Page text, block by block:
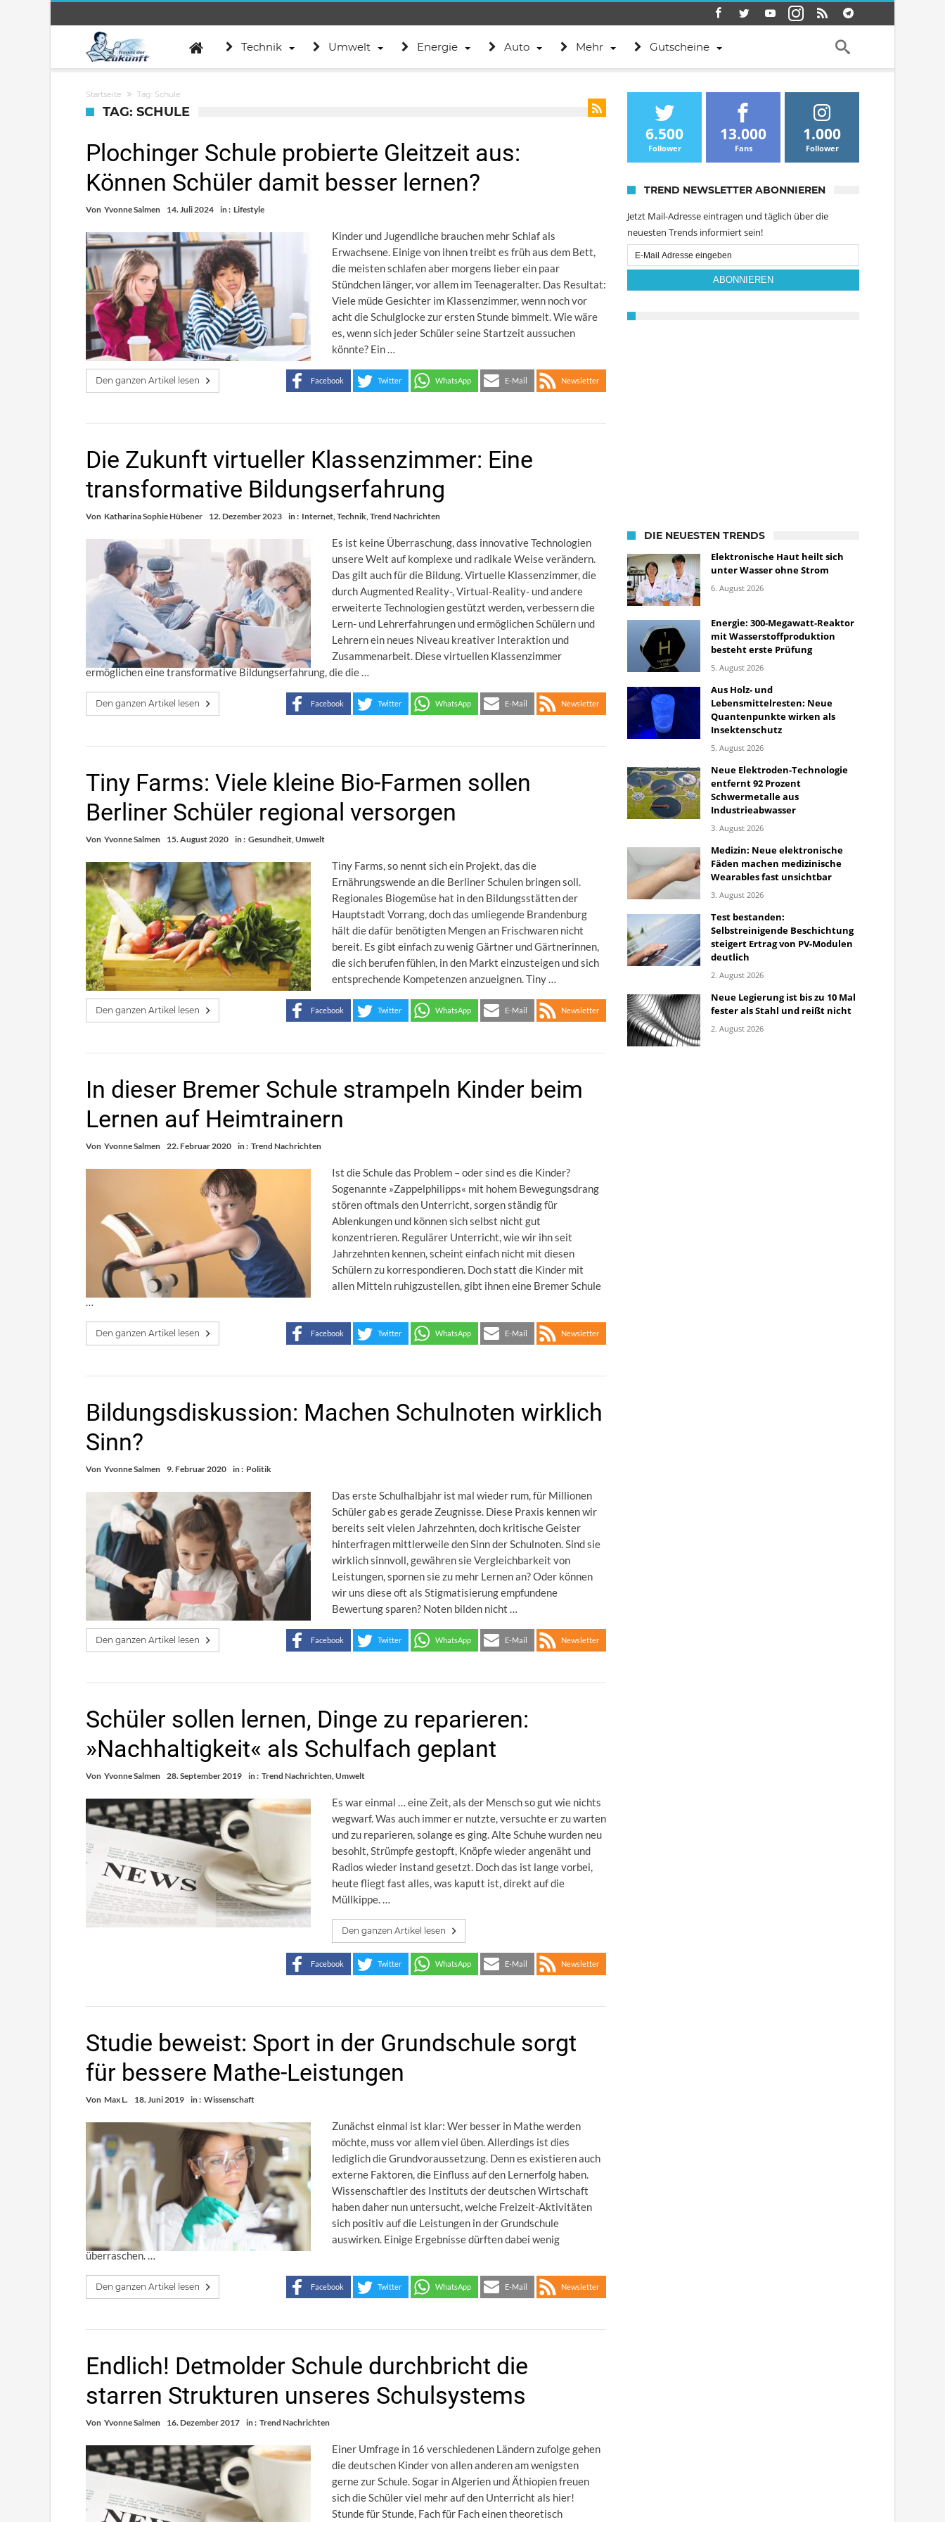
Technik Umwelt Energie Auto Mehr Gutscheine
Startseite Tag: Schule
TAG: SCHULE
Plochinger Schule probierte Gleitzeit aus:
Können Schüler damit besser lernen?
Von Yvonne Salmen 14. Juli 2024 in : Lifestyle
Kinder und Jugendliche brauchen mehr Schlaf als
Erwachsene. Einige von ihnen treibt es früh aus dem Bett,
die meisten schlafen aber morgens lieber ein paar
Stündchen länger, vor allem im Teenageralter. Das Resultat:
Viele müde Gesichter im Klassenzimmer, wenn noch vor
acht die Schulglocke zur ersten Stunde bimmelt. Wie wäre
es, wenn sich jeder Schüler seine Startzeit aussuchen
könnte? Ein …
Den ganzen Artikel lesen Facebook Twitter WhatsApp E-Mail Newsletter
Die Zukunft virtueller Klassenzimmer: Eine
transformative Bildungserfahrung
Von Katharina Sophie Hübener 12. Dezember 2023 in : Internet,Technik,Trend Nachrichten
Es ist keine Überraschung, dass innovative Technologien
unsere Welt auf komplexe und radikale Weise verändern.
Das gilt auch für die Bildung. Virtuelle Klassenzimmer, die
durch Augmented Reality-, Virtual-Reality- und andere
erweiterte Technologien gestützt werden, verbessern die
Lern- und Lehrerfahrungen und ermöglichen Schülern und
Lehrern ein neues Niveau kreativer Interaktion und
Zusammenarbeit. Diese virtuellen Klassenzimmer
ermöglichen eine transformative Bildungserfahrung, die die …
Den ganzen Artikel lesen Facebook Twitter WhatsApp E-Mail Newsletter
Tiny Farms: Viele kleine Bio-Farmen sollen
Berliner Schüler regional versorgen
Von Yvonne Salmen 15. August 2020 in : Gesundheit,Umwelt
Tiny Farms, so nennt sich ein Projekt, das die
Ernährungswende an die Berliner Schulen bringen soll.
Regionales Biogemüse hat in den Bildungsstätten der
Hauptstadt Vorrang, doch das umliegende Brandenburg
hält die dafür benötigten Mengen an Frischwaren nicht
bereit. Es gibt einfach zu wenig Gärtner und Gärtnerinnen,
die sich berufen fühlen, in den Markt einzusteigen und sich
entsprechende Kompetenzen anzueignen. Tiny …
Den ganzen Artikel lesen Facebook Twitter WhatsApp E-Mail Newsletter
In dieser Bremer Schule strampeln Kinder beim
Lernen auf Heimtrainern
Von Yvonne Salmen 22. Februar 2020 in : Trend Nachrichten
Ist die Schule das Problem – oder sind es die Kinder?
Sogenannte »Zappelphilipps« mit hohem Bewegungsdrang
stören oftmals den Unterricht, sorgen ständig für
Ablenkungen und können sich selbst nicht gut
konzentrieren. Regulärer Unterricht, wie wir ihn seit
Jahrzehnten kennen, scheint einfach nicht mit diesen
Schülern zu korrespondieren. Doch statt die Kinder mit
allen Mitteln ruhigzustellen, gibt ihnen eine Bremer Schule
…
Den ganzen Artikel lesen Facebook Twitter WhatsApp E-Mail Newsletter
Bildungsdiskussion: Machen Schulnoten wirklich
Sinn?
Von Yvonne Salmen 9. Februar 2020 in : Politik
Das erste Schulhalbjahr ist mal wieder rum, für Millionen
Schüler gab es gerade Zeugnisse. Diese Praxis kennen wir
bereits seit vielen Jahrzehnten, doch kritische Geister
hinterfragen mittlerweile den Sinn der Schulnoten. Sind sie
wirklich sinnvoll, gewähren sie Vergleichbarkeit von
Leistungen, spornen sie zu mehr Lernen an? Oder können
wir uns diese oft als Stigmatisierung empfundene
Bewertung sparen? Noten bilden nicht …
Den ganzen Artikel lesen Facebook Twitter WhatsApp E-Mail Newsletter
Schüler sollen lernen, Dinge zu reparieren:
»Nachhaltigkeit« als Schulfach geplant
Von Yvonne Salmen 28. September 2019 in : Trend Nachrichten,Umwelt
Es war einmal … eine Zeit, als der Mensch so gut wie nichts
wegwarf. Was auch immer er nutzte, versuchte er zu warten
und zu reparieren, solange es ging. Alte Schuhe wurden neu
besohlt, Strümpfe gestopft, Knöpfe wieder angenäht und
Radios wieder instand gesetzt. Doch das ist lange vorbei,
heute fliegt fast alles, was kaputt ist, direkt auf die
Müllkippe. …
Den ganzen Artikel lesen
Facebook Twitter WhatsApp E-Mail Newsletter
Studie beweist: Sport in der Grundschule sorgt
für bessere Mathe-Leistungen
Von Max L. 18. Juni 2019 in : Wissenschaft
Zunächst einmal ist klar: Wer besser in Mathe werden
möchte, muss vor allem viel üben. Allerdings ist dies
lediglich die Grundvoraussetzung. Denn es existieren auch
externe Faktoren, die Einfluss auf den Lernerfolg haben.
Wissenschaftler des Instituts der deutschen Wirtschaft
haben daher nun untersucht, welche Freizeit-Aktivitäten
sich positiv auf die Leistungen in der Grundschule
auswirken. Einige Ergebnisse dürften dabei wenig
überraschen. …
Den ganzen Artikel lesen Facebook Twitter WhatsApp E-Mail Newsletter
Endlich! Detmolder Schule durchbricht die
starren Strukturen unseres Schulsystems
Von Yvonne Salmen 16. Dezember 2017 in : Trend Nachrichten
Einer Umfrage in 16 verschiedenen Ländern zufolge gehen
die deutschen Kinder von allen anderen am wenigsten
gerne zur Schule. Sogar in Algerien und Äthiopien freuen
sich die Schüler viel mehr auf den Unterricht als hier!
Stunde für Stunde, Fach für Fach einen theoretisch
6.500
Follower
13.000
Fans
1.000
Follower
TREND NEWSLETTER ABONNIEREN
Jetzt Mail-Adresse eintragen und täglich über die
neuesten Trends informiert sein!
Email
Subscription
ABONNIEREN
DIE NEUESTEN TRENDS
Elektronische Haut heilt sich
unter Wasser ohne Strom
6. August 2026
Energie: 300-Megawatt-Reaktor
mit Wasserstoffproduktion
besteht erste Prüfung
5. August 2026
Aus Holz- und
Lebensmittelresten: Neue
Quantenpunkte wirken als
Insektenschutz
5. August 2026
Neue Elektroden-Technologie
entfernt 92 Prozent
Schwermetalle aus
Industrieabwasser
3. August 2026
Medizin: Neue elektronische
Fäden machen medizinische
Wearables fast unsichtbar
3. August 2026
Test bestanden:
Selbstreinigende Beschichtung
steigert Ertrag von PV-Modulen
deutlich
2. August 2026
Neue Legierung ist bis zu 10 Mal
fester als Stahl und reißt nicht
2. August 2026